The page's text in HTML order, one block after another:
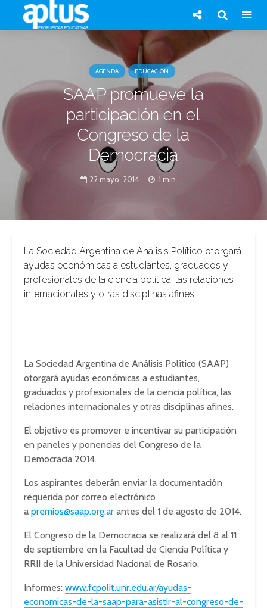
AGENDA EDUCACIÓN
SAAP promueve la
participación en el
Congreso de la
Democracia
22 mayo, 2014 1 min.
La Sociedad Argentina de Análisis Político otorgará
ayudas económicas a estudiantes, graduados y
profesionales de la ciencia política, las relaciones
internacionales y otras disciplinas afines.
La Sociedad Argentina de Análisis Político (SAAP)
otorgará ayudas económicas a estudiantes,
graduados y profesionales de la ciencia política, las
relaciones internacionales y otras disciplinas afines.
El objetivo es promover e incentivar su participación
en paneles y ponencias del Congreso de la
Democracia 2014.
Los aspirantes deberán enviar la documentación
requerida por correo electrónico
a premios@saap.org.ar antes del 1 de agosto de 2014.
El Congreso de la Democracia se realizará del 8 al 11
de septiembre en la Facultad de Ciencia Política y
RRII de la Universidad Nacional de Rosario.
Informes: www.fcpolit.unr.edu.ar/ayudas-
economicas-de-la-saap-para-asistir-al-congreso-de-